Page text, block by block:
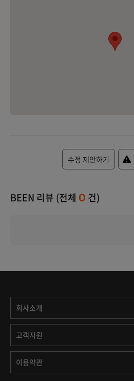
수정 제안하기
BEEN 리뷰 (전체 0 건)
회사소개
고객지원
이용약관